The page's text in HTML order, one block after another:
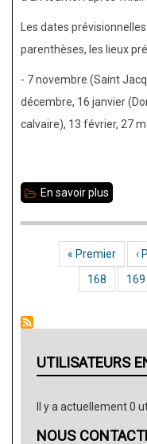
Les dates
parenthèses, les lieux
- 7 novembre (Saint
décembre, 16 janvier
calvaire), 13 février, 27
En savoir plus
Pagination
Première page
« Premier ‹
Page
168 Page
169
UTILISATEURS
Il y a actuellement 0
NOUS